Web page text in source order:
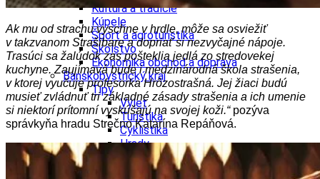
Kultúra a tradície
Kúpele
Šport a agroturistika
Školstvo
Ekonomika obchod a doprava
Banskobystrický kraj
Tipy
Výlet
Turistika
Cyklistika
Hrady
Podujatia
Výstava
Ak mu od strachu vyschne v hrdle, môže sa osviežiť
v takzvanom Strašibare a dopriať si nezvyčajné nápoje.
Trasúci sa žalúdok zas pošteklia jedlá zo stredovekej
kuchyne. Zaujímavá bude i medzinárodná škola strašenia,
v ktorej vyučuje profesorka Hrôzostrašná. Jej žiaci budú
musieť zvládnuť tri základné zásady strašenia a ich umenie
si niektorí prítomní vyskúšajú na svojej koži.“pozýva
správkyňa hradu Strečno Katarína Repáňová.